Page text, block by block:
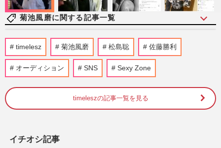
菊池風磨に関する記事一覧
timelesz菊池風磨の実父・菊池常利の“ア
クスタ”が4時間で完売「予想以上の注文
数」を生んだイケおじぶり…
《バレンタイン》女性が選ぶ本命チョコを
「もらいたくない」男性有名人は…宮根誠
timelesz 菊池風磨 松島聡 佐藤勝利
オーディション SNS Sexy Zone
timeleszの記事一覧を見る
イチオシ記事